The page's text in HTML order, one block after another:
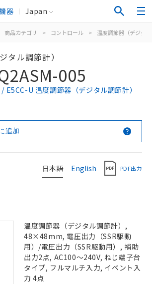
器 Japan
商品カテゴリ > コントロール > 温度調節器（デジタ
タル調節計）
005
E5CC-U 温度調節器（デジタル調節計）
追加
日本語 English PDF出力
温度調節器（デジタル調節計）,
48×48mm, 電圧出力（SSR駆動
用）/電圧出力（SSR駆動用）, 補助
出力2点, AC100～240V, ねじ端子台
タイプ, フルマルチ入力, イベント入
力 4点